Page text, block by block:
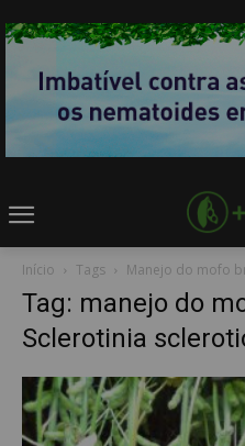
Início Tags Manejo do mofo
Tag: manejo do
Sclerotinia